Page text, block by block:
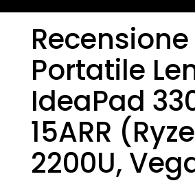
Portatile
IdeaPad
15ARR
2200U,